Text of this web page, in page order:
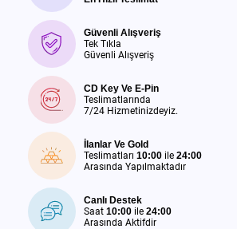
Güvenli Alışveriş
Tek Tıkla
Güvenli Alışveriş
CD Key Ve E-Pin
Teslimatlarında
7/24 Hizmetinizdeyiz.
İlanlar Ve Gold
Teslimatları 10:00 ile 24:00
Arasında Yapılmaktadır
Canlı Destek
Saat 10:00 ile 24:00
Arasında Aktifdir